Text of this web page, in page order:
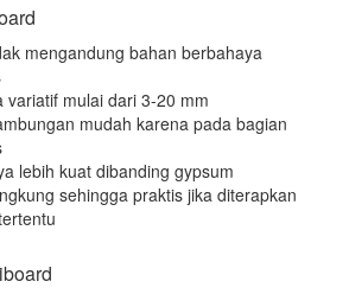
mengandung bahan berbahaya
variatif mulai dari 3-20 mm
mudah karena pada bagian
lebih kuat dibanding gypsum
sehingga praktis jika diterapkan